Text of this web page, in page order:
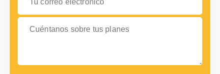
Cuéntanos sobre tus planes